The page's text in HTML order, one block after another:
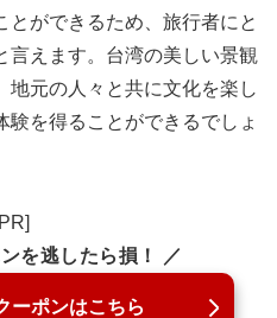
ができるため、旅行者にと
言えます。台湾の美しい景観
地元の人々と共に文化を楽し
を得ることができるでしょ
を逃したら損！ ／
ーポンはこちら